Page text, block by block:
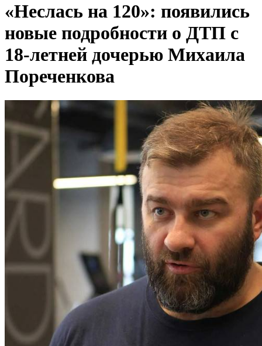
«Неслась на 120»: появились
новые подробности о ДТП с
18-летней дочерью Михаила
Пореченкова